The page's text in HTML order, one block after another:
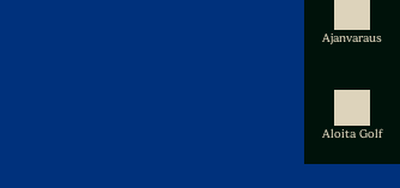
Ajanvaraus
Aloita Golf